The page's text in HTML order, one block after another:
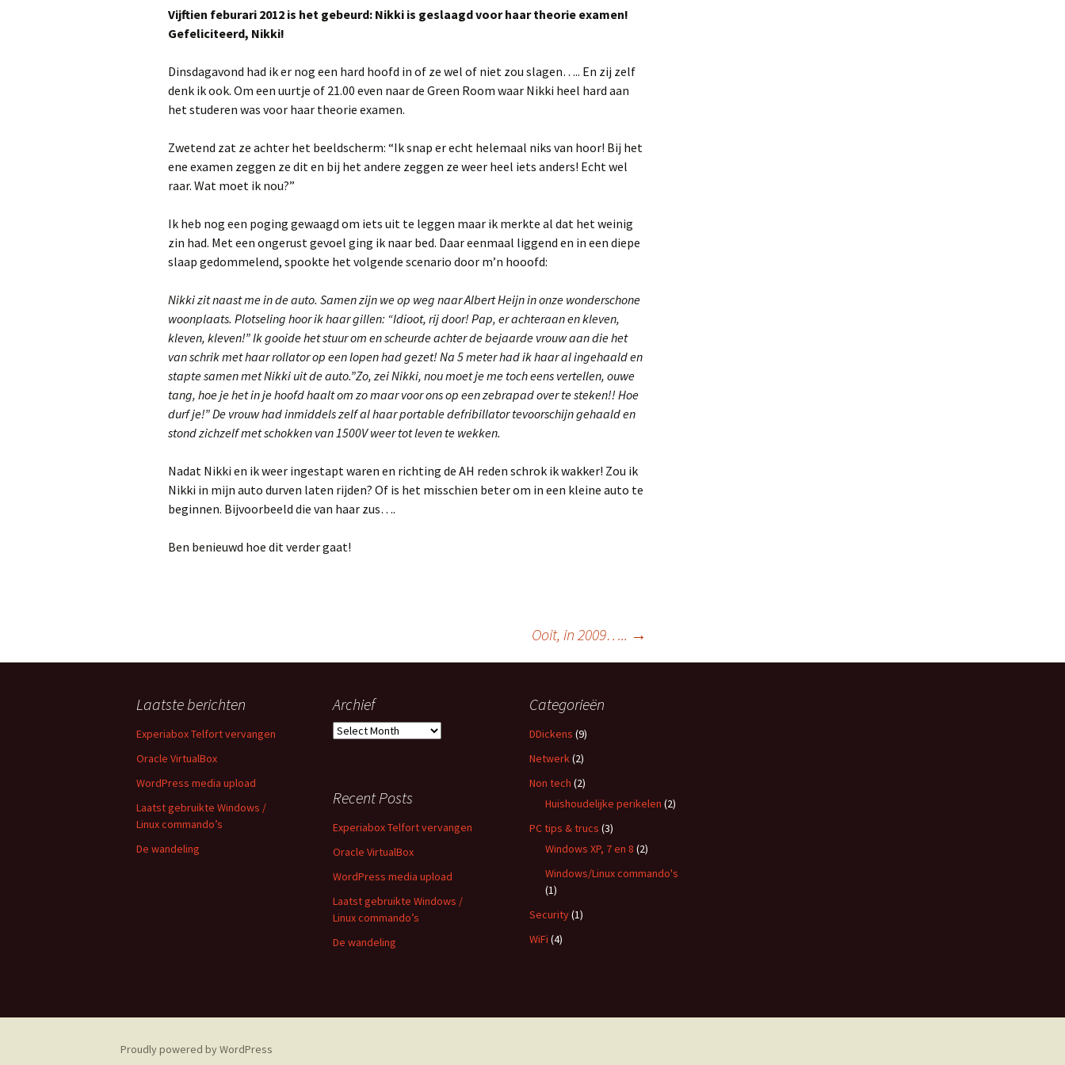
Vijftien feburari 2012 is het gebeurd: Nikki is geslaagd voor haar theorie examen!
Gefeliciteerd, Nikki!
Dinsdagavond had ik er nog een hard hoofd in of ze wel of niet zou slagen….. En zij zelf
denk ik ook. Om een uurtje of 21.00 even naar de Green Room waar Nikki heel hard aan
het studeren was voor haar theorie examen.
Zwetend zat ze achter het beeldscherm: “Ik snap er echt helemaal niks van hoor! Bij het
ene examen zeggen ze dit en bij het andere zeggen ze weer heel iets anders! Echt wel
raar. Wat moet ik nou?”
Ik heb nog een poging gewaagd om iets uit te leggen maar ik merkte al dat het weinig
zin had. Met een ongerust gevoel ging ik naar bed. Daar eenmaal liggend en in een diepe
slaap gedommelend, spookte het volgende scenario door m’n hooofd:
Nikki zit naast me in de auto. Samen zijn we op weg naar Albert Heijn in onze wonderschone
woonplaats. Plotseling hoor ik haar gillen: “Idioot, rij door! Pap, er achteraan en kleven,
kleven, kleven!” Ik gooide het stuur om en scheurde achter de bejaarde vrouw aan die het
van schrik met haar rollator op een lopen had gezet! Na 5 meter had ik haar al ingehaald en
stapte samen met Nikki uit de auto.”Zo, zei Nikki, nou moet je me toch eens vertellen, ouwe
tang, hoe je het in je hoofd haalt om zo maar voor ons op een zebrapad over te steken!! Hoe
durf je!” De vrouw had inmiddels zelf al haar portable defribillator tevoorschijn gehaald en
stond zichzelf met schokken van 1500V weer tot leven te wekken.
Nadat Nikki en ik weer ingestapt waren en richting de AH reden schrok ik wakker! Zou ik
Nikki in mijn auto durven laten rijden? Of is het misschien beter om in een kleine auto te
beginnen. Bijvoorbeeld die van haar zus….
Ben benieuwd hoe dit verder gaat!
navigation
Ooit, in 2009….. →
Laatste berichten
Experiabox Telfort vervangen
Oracle VirtualBox
WordPress media upload
Laatst gebruikte Windows /
Linux commando’s
De wandeling
Archief
Archief
Categorieën
DDickens (9)
Netwerk(2)
Non tech (2)
Huishoudelijke perikelen (2)
PC tips & trucs (3)
Windows XP, 7 en 8 (2)
Windows/Linux commando's
(1)
Security(1)
WiFi (4)
Recent Posts
Experiabox Telfort vervangen
Oracle VirtualBox
WordPress media upload
Laatst gebruikte Windows /
Linux commando’s
De wandeling
Proudly powered by WordPress